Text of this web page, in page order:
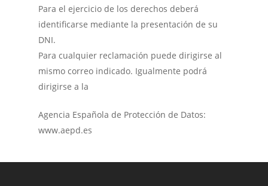
Para el ejercicio de los derechos deberá
identificarse mediante la presentación de su
DNI.
Para cualquier reclamación puede dirigirse al
mismo correo indicado. Igualmente podrá
dirigirse a la
Agencia Española de Protección de Datos:
www.aepd.es